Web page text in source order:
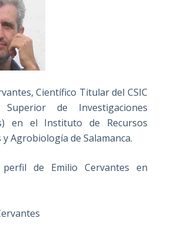
Científico Titular del CSIC
Superior de Investigaciones
en el Instituto de Recursos
Agrobiología de Salamanca.